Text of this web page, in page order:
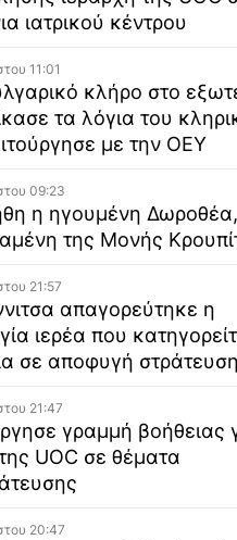
ιατρικού κέντρου
11:01
κλήρο στο
τα λόγια του
με την ΟΕΥ
09:23
η ηγουμένη Δωροθέα,
της Μονής
21:57
απαγορεύτηκε η
ιερέα που
σε αποφυγή
21:47
γραμμή βοήθειας
της UOC σε θέματα
20:47